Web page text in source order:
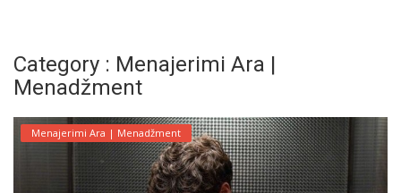
Category : Menajerimi Ara |
Menadžment
Menajerimi Ara | Menadžment